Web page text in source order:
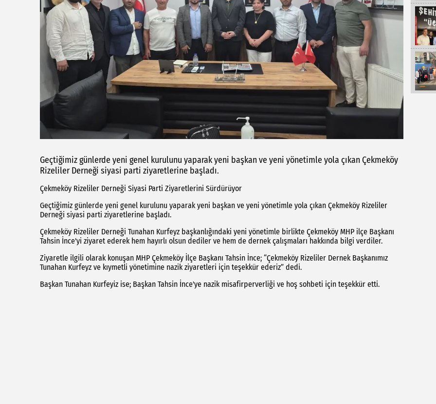
Geçtiğimiz günlerde yeni genel kurulunu yaparak yeni başkan ve yeni yönetimle yola çıkan Çekmeköy
Rizeliler Derneği siyasi parti ziyaretlerine başladı.
Çekmeköy Rizeliler Derneği Siyasi Parti Ziyaretlerini Sürdürüyor
Geçtiğimiz günlerde yeni genel kurulunu yaparak yeni başkan ve yeni yönetimle yola çıkan Çekmeköy Rizeliler
Derneği siyasi parti ziyaretlerine başladı.
Çekmeköy Rizeliler Derneği Tunahan Kurfeyz başkanlığındaki yeni yönetimle birlikte Çekmeköy MHP ilçe Başkanı
Tahsin İnce'yi ziyaret ederek hem hayırlı olsun dediler ve hem de dernek çalışmaları hakkında bilgi verdiler.
Ziyaretle ilgili olarak konuşan MHP Çekmeköy İlçe Başkanı Tahsin İnce; “Çekmeköy Rizeliler Dernek Başkanımız
Tunahan Kurfeyz ve kıymetli yönetimine nazik ziyaretleri için teşekkür ederiz” dedi.
Başkan Tunahan Kurfeyiz ise; Başkan Tahsin İnce'ye nazik misafirperverliği ve hoş sohbeti için teşekkür etti.